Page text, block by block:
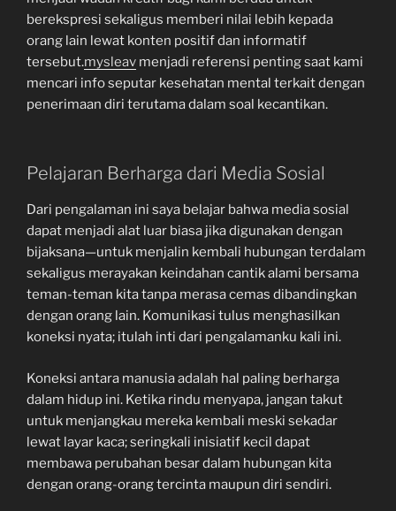
berekspresi sekaligus memberi nilai lebih kepada
orang lain lewat konten positif dan informatif
tersebut.mysleav menjadi referensi penting saat kami
mencari info seputar kesehatan mental terkait dengan
penerimaan diri terutama dalam soal kecantikan.
Pelajaran Berharga dari Media Sosial
Dari pengalaman ini saya belajar bahwa media sosial
dapat menjadi alat luar biasa jika digunakan dengan
bijaksana—untuk menjalin kembali hubungan terdalam
sekaligus merayakan keindahan cantik alami bersama
teman-teman kita tanpa merasa cemas dibandingkan
dengan orang lain. Komunikasi tulus menghasilkan
koneksi nyata; itulah inti dari pengalamanku kali ini.
Koneksi antara manusia adalah hal paling berharga
dalam hidup ini. Ketika rindu menyapa, jangan takut
untuk menjangkau mereka kembali meski sekadar
lewat layar kaca; seringkali inisiatif kecil dapat
membawa perubahan besar dalam hubungan kita
dengan orang-orang tercinta maupun diri sendiri.